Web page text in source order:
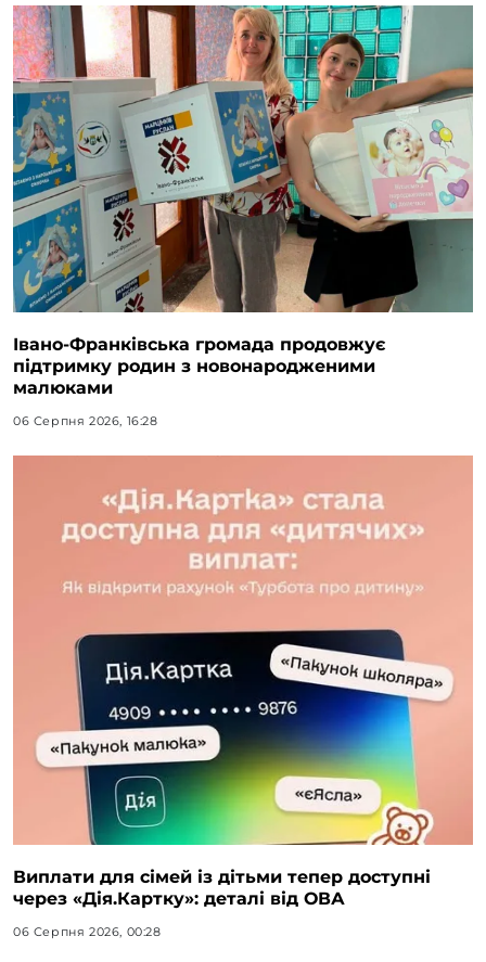
Івано-Франківська громада продовжує
підтримку родин з новонародженими
малюками
06 Серпня 2026, 16:28
Виплати для сімей із дітьми тепер доступні
через «Дія.Картку»: деталі від ОВА
06 Серпня 2026, 00:28